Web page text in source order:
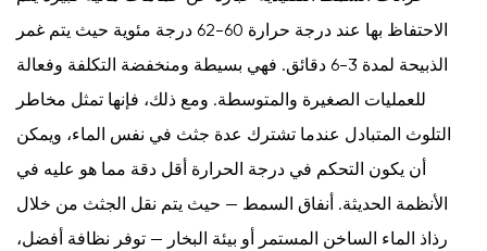
الاحتفاظ بها عند درجة حرارة 60-62 درجة مئوية حيث يتم غمر
الذبيحة لمدة 3-6 دقائق. فهي بسيطة ومنخفضة التكلفة وفعالة
للعمليات الصغيرة والمتوسطة. ومع ذلك، فإنها تمثل مخاطر
التلوث المتبادل عندما تشترك عدة جثث في نفس الماء، ويمكن
أن يكون التحكم في درجة الحرارة أقل دقة مما هو عليه في
الأنظمة الحديثة. أنفاق السمط — حيث يتم نقل الجثث من خلال
رذاذ الماء الساخن المستمر أو بيئة البخار — توفر نظافة أفضل،